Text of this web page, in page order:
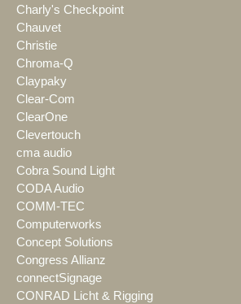
Charly's Checkpoint
Chauvet
Christie
Chroma-Q
Claypaky
Clear-Com
ClearOne
Clevertouch
cma audio
Cobra Sound Light
CODA Audio
COMM-TEC
Computerworks
Concept Solutions
Congress Allianz
connectSignage
CONRAD Licht & Rigging